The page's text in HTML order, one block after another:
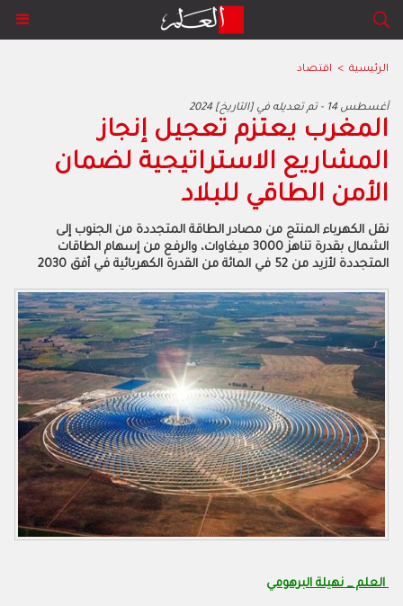
الرئيسية > اقتصاد
2024 أغسطس 14 - تم تعديله في [التاريخ]
المغرب يعتزم تعجيل إنجاز
المشاريع الاستراتيجية لضمان
الأمن الطاقي للبلاد
نقل الكهرباء المنتج من مصادر الطاقة المتجددة من الجنوب إلى
الشمال بقدرة تناهز 3000 ميغاوات، والرفع من إسهام الطاقات
المتجددة لأزيد من 52 في المائة من القدرة الكهربائية في أفق 2030
العلم _ نهيلة البرهومي